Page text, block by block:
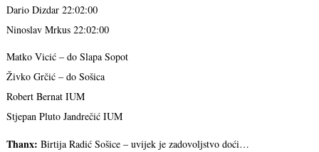
Dario Dizdar 22:02:00
Ninoslav Mrkus 22:02:00
Matko Vicić – do Slapa Sopot
Živko Grčić – do Sošica
Robert Bernat IUM
Stjepan Pluto Jandrečić IUM
Thanx: Birtija Radić Sošice – uvijek je zadovoljstvo doći…